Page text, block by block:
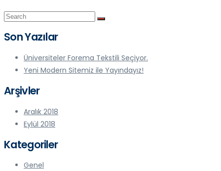
Son Yazılar
Üniversiteler Forema Tekstili Seçiyor.
Yeni Modern Sitemiz ile Yayındayız!
Arşivler
Aralık 2018
Eylül 2018
Kategoriler
Genel